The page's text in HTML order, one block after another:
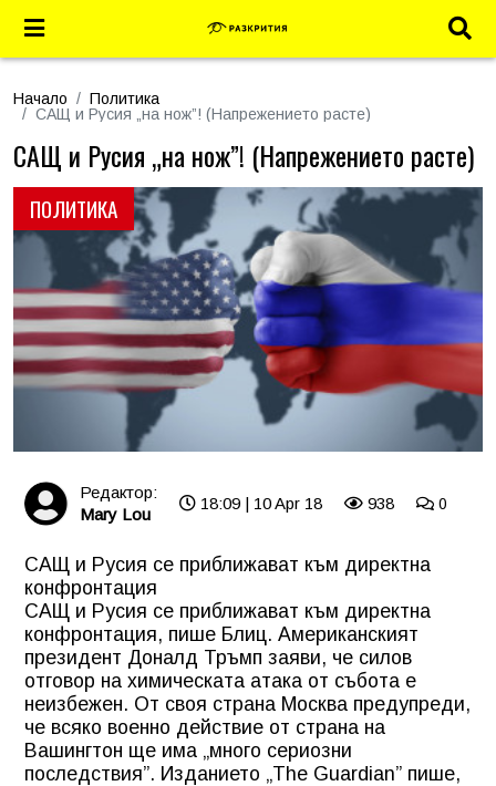
Начало
Политика
САЩ и Русия „на нож”! (Напрежението расте)
ПОЛИТИКА
САЩ и Русия „на нож”! (Напрежението расте)
Редактор:
Mary Lou
18:09 | 10 Apr 18 938 0
САЩ и Русия се приближават към директна
конфронтация
САЩ и Русия се приближават към директна
конфронтация, пише Блиц. Американският
президент Доналд Тръмп заяви, че силов
отговор на химическата атака от събота е
неизбежен. От своя страна Москва предупреди,
че всяко военно действие от страна на
Вашингтон ще има „много сериозни
последствия”. Изданието „The Guardian” пише,